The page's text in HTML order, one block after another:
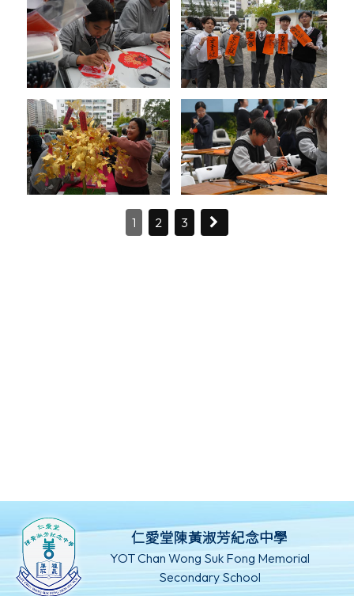
1 2 3
仁愛堂陳黃淑芳紀念中學
YOT Chan Wong Suk Fong Memorial
Secondary School